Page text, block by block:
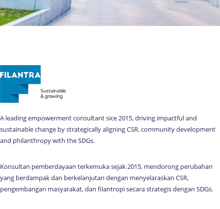
A leading empowerment consultant sice 2015, driving impactful and
sustainable change by strategically aligning CSR, community development
and philanthropy with the SDGs.
Konsultan pemberdayaan terkemuka sejak 2015, mendorong perubahan
yang berdampak dan berkelanjutan dengan menyelaraskan CSR,
pengembangan masyarakat, dan filantropi secara strategis dengan SDGs.